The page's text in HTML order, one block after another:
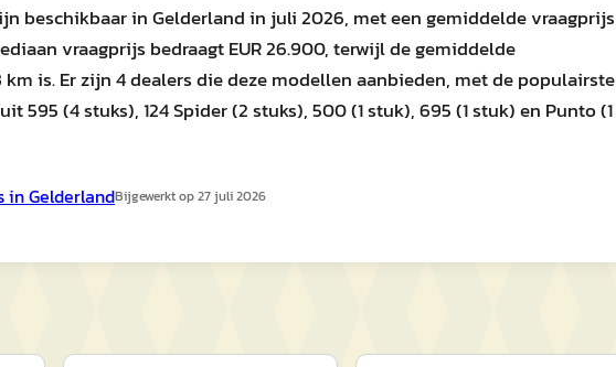
beschikbaar in Gelderland in juli 2026, met een gemiddelde vraagprijs
vraagprijs bedraagt EUR 26.900, terwijl de gemiddelde
km is. Er zijn 4 dealers die deze modellen aanbieden, met de populairste
595 (4 stuks), 124 Spider (2 stuks), 500 (1 stuk), 695 (1 stuk) en Punto (1
inGelderlandBijgewerkt op27 juli 2026